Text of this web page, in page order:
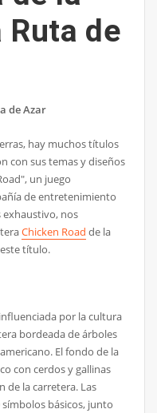
Ruta de
de Azar
hay muchos títulos
con sus temas y diseños
un juego
de entretenimiento
exhaustivo, nos
Chicken Road de la
título.
por la cultura
bordeada de árboles
El fondo de la
con cerdos y gallinas
de la carretera. Las
básicos, junto